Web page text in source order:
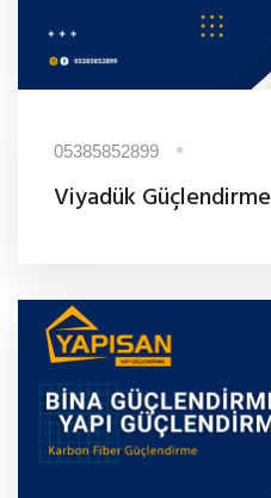
05385852899
Viyadük Güçlendirme